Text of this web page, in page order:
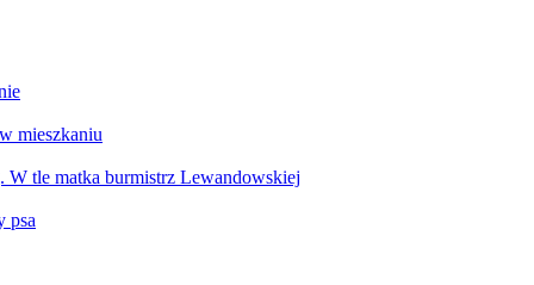
mieszkaniu
tle matka burmistrz Lewandowskiej
psa